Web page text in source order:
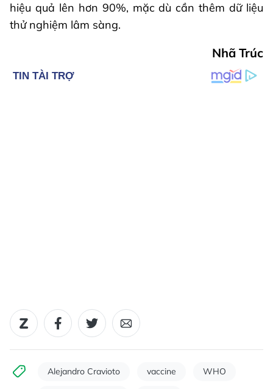
hiệu quả lên hơn 90%, mặc dù cần thêm dữ liệu
thử nghiệm lâm sàng.
Nhã Trúc
Alejandro Cravioto vaccine WHO